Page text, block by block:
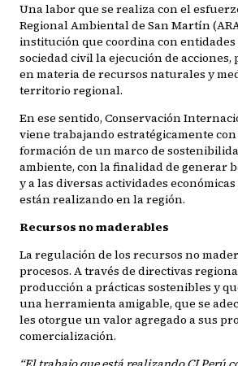
Una labor que se realiza con el
Regional Ambiental de San Martín
institución que coordina con
sociedad civil la ejecución de acciones,
en materia de recursos naturales y
territorio regional.
En ese sentido, Conservación
viene trabajando estratégicamente
formación de un marco de
ambiente, con la finalidad de generar
y a las diversas actividades
están realizando en la región.
Recursos no maderables
La regulación de los recursos no
procesos. A través de directivas
producción a prácticas sostenibles y
una herramienta amigable, que se
les otorgue un valor agregado a sus
comercialización.